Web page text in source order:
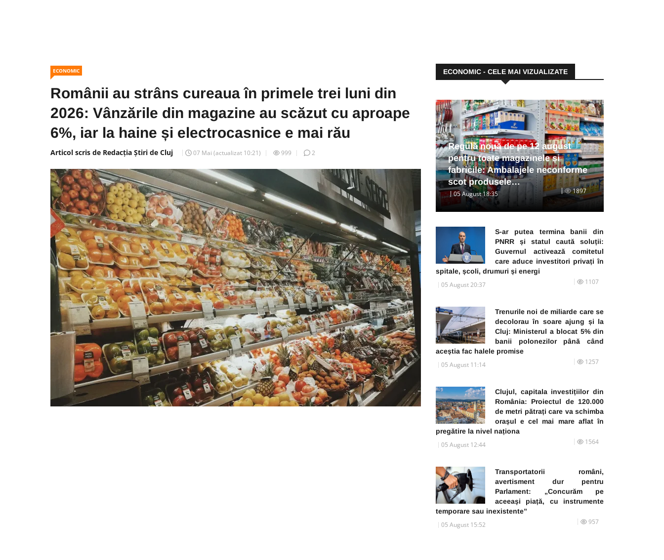
ECONOMIC
Românii au strâns cureaua în primele trei luni din
2026: Vânzările din magazine au scăzut cu aproape
6%, iar la haine și electrocasnice e mai rău
Articol scris de Redacția Știri de Cluj 07 Mai (actualizat 10:21) 999 2
ECONOMIC - CELE MAI VIZUALIZATE
Regulă nouă de pe 12 august
pentru toate magazinele și
fabricile: Ambalajele neconforme
scot produsele…
05 August 18:35 1897
S-ar putea termina banii din
PNRR și statul caută soluții:
Guvernul activează comitetul
care aduce investitori privați în
spitale, școli, drumuri și energi
05 August 20:37 1107
Trenurile noi de miliarde care se
decolorau în soare ajung și la
Cluj: Ministerul a blocat 5% din
banii polonezilor până când
aceștia fac halele promise
05 August 11:14 1257
Clujul, capitala investițiilor din
România: Proiectul de 120.000
de metri pătrați care va schimba
orașul e cel mai mare aflat în
pregătire la nivel naționa
05 August 12:44 1564
Transportatorii români,
avertisment dur pentru
Parlament: „Concurăm pe
aceeași piață, cu instrumente
temporare sau inexistente”
05 August 15:52 957